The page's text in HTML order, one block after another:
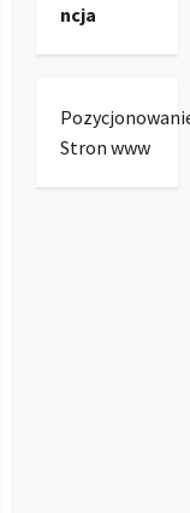
ncja
Stron www